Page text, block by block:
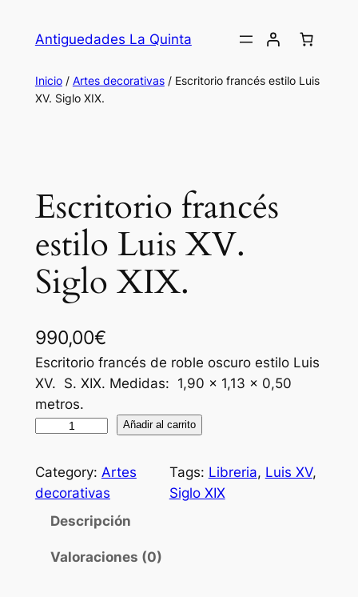
Antiguedades La Quinta
Inicio/ Artes decorativas/ Escritorio francés estilo Luis
XV. Siglo XIX.
Escritorio francés
estilo Luis XV.
Siglo XIX.
990,00€
Escritorio francés de roble oscuro estilo Luis
XV. S. XIX. Medidas: 1,90 x 1,13 x 0,50
metros.
E
c
r
Añadir al carrito
Category: Artes
decorativas
Tags: Libreria, Luis XV
Siglo XIX
Descripción
Valoraciones (0)